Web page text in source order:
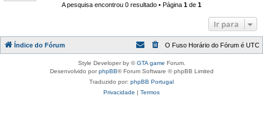
A pesquisa encontrou 0 resultado • Página 1 de 1
Ir para
Índice do Fórum O Fuso Horário do Fórum é UTC
Style Developer by ©GTA game Forum.
Desenvolvido porphpBB® Forum Software © phpBB Limited
Traduzido por: phpBB Portugal
Privacidade | Termos